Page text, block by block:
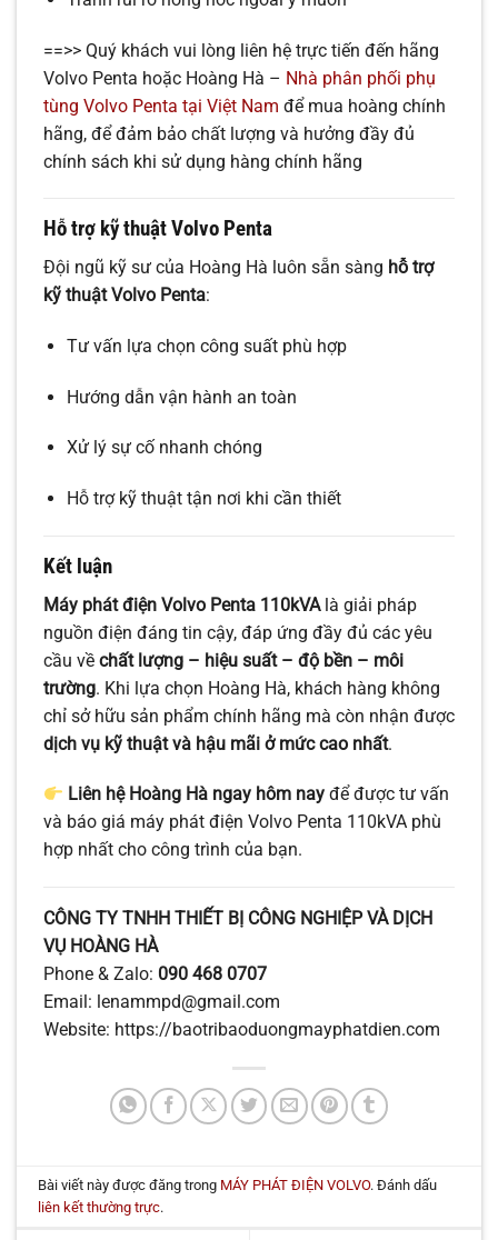
==>> Quý khách vui lòng liên hệ trực tiến đến hãng
Volvo Penta hoặc Hoàng Hà – Nhà phân phối phụ
tùng Volvo Penta tại Việt Nam để mua hoàng chính
hãng, để đảm bảo chất lượng và hưởng đầy đủ
chính sách khi sử dụng hàng chính hãng
Hỗ trợ kỹ thuật Volvo Penta
Đội ngũ kỹ sư của Hoàng Hà luôn sẵn sàng hỗ trợ
kỹ thuật Volvo Penta:
Tư vấn lựa chọn công suất phù hợp
Hướng dẫn vận hành an toàn
Xử lý sự cố nhanh chóng
Hỗ trợ kỹ thuật tận nơi khi cần thiết
Kết luận
Máy phát điện Volvo Penta 110kVAlà giải pháp
nguồn điện đáng tin cậy, đáp ứng đầy đủ các yêu
cầu về chất lượng – hiệu suất – độ bền – môi
trường. Khi lựa chọn Hoàng Hà, khách hàng không
chỉ sở hữu sản phẩm chính hãng mà còn nhận được
dịch vụ kỹ thuật và hậu mãi ở mức cao nhất.
Liên hệ Hoàng Hà ngay hôm nay để được tư vấn
và báo giá máy phát điện Volvo Penta 110kVA phù
hợp nhất cho công trình của bạn.
CÔNG TY TNHH THIẾT BỊ CÔNG NGHIỆP VÀ DỊCH
VỤ HOÀNG HÀ
Phone & Zalo: 090 468 0707
Email: lenammpd@gmail.com
Website: https://baotribaoduongmayphatdien.com
Bài viết này được đăng trong MÁY PHÁT ĐIỆN VOLVO. Đánh dấu
liên kết thường trực.